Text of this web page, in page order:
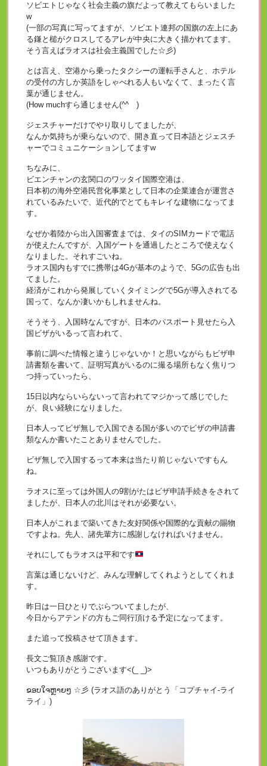
ソビエトじゃなく社会主義の旗だよって教えてもらいました
w
(一部の写真に写ってますが、ソビエト連邦の国旗の左上にあ
る鎌と槌がクロスしてるアレが中央に大きく描かれてます。
そう言えばラオスは社会主義国でした☆彡)
とは言え、空港から乗ったタクシーの運転手さんと、ホテル
の受付の方しか英語をしゃべれる人もいなくて、まったく言
葉が通じません。
(How muchすら通じません(^^ゞ)
ジェスチャーだけでやり取りしてましたが、
なんか気持ちが乗らないので、開き直って日本語とジェスチ
ャーでコミュニケーションしてますw
ちなみに、
ビエンチャンの玄関口のワッタイ国際空港は、
日本初の海外空港民営化事業として日本の企業連合が運営さ
れているみたいで、近代的でとてもキレイな建物になってま
す。
なぜか着陸から出入国審査までは、タイのSIMカードで電話
が使えたんですが、入国ゲートを通過したところで使えなく
なりました。それすごいね。
ラオス国内もすでに携帯は4Gが基本のようで、5Gの広告も出
てました。
経済がこれから発展していくタイミングで5Gが導入されてる
国って、なんか凄いかもしれませんね。
そうそう、入国時なんですが、日本のパスポート見せたら入
国ビザがいるって言われて、
事前に調べた情報と違うじゃないか！と思いながらもビザ申
請書類を書いて、証明写真がいるのに撮る場所もなく焦りつ
つ持っていったら、
15日以内ならいらないって言われてマジかって感じでした
が、良い経験になりました。
日本人ってビザ無しで入国できる国が多いのでビザの申請書
類なんか書いたことありませんでした。
ビザ無しで入国するって本来は当たり前じゃないですもん
ね。
ラオスに至っては外国人の9割がたはビザ申請手続きをされて
ましたが、日本人の北川はそれが必要ない。
日本人がこれまで築いてきた友好関係や国際的な貢献の賜物
ですよね。先人、諸先輩方に感謝しなければいけません。
それにしてもラオスは平和です
言葉は通じないけど、みんな理解してくれようとしてくれま
す。
昨日は一日ひとりでぶらついてましたが、
今日からアテンドの方もご同行頂ける予定になってます。
また追って投稿させて頂きます。
長文ご覧頂き感謝です。
いつもありがとうございます<(_ _)>
ຂອບໃຈຫຼາຍໆ ☆彡 (ラオス語のありがとう「コプチャイ-ライ
ライ」)